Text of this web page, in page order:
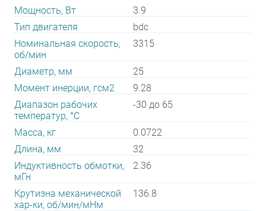
Мощность, Вт
3.9
Тип двигателя
bdc
Номинальная скорость,
об/мин
3315
Диаметр, мм
25
Момент инерции, гсм2
9.28
Диапазон рабочих
температур, °С
-30 до 65
Масса, кг
0.0722
Длина, мм
32
Индуктивность обмотки,
мГн
2.36
Крутизна механической
хар-ки, об/мин/мНм
136.8